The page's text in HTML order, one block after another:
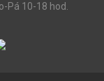
Pá 10-18 hod.